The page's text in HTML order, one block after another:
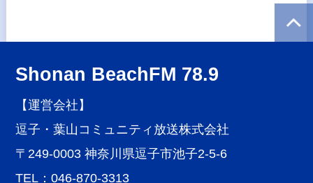
Shonan BeachFM 78.9
【運営会社】
逗子・葉山コミュニティ放送株式会社
〒249-0003 神奈川県逗子市池子2-5-6
TEL：046-870-3313